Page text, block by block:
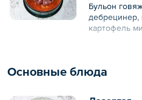
Бульон
дебрецинер,
картофель
Основные блюда